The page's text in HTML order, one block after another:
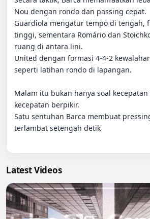
Nou dengan rondo dan passing cepat.
Guardiola mengatur tempo di tengah,
tinggi, sementara Romário dan
ruang di antara lini.
United dengan formasi 4-4-2
seperti latihan rondo di lapangan.
Malam itu bukan hanya soal
kecepatan berpikir.
Satu sentuhan Barca membuat
terlambat setengah detik
Latest Videos